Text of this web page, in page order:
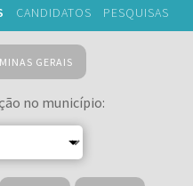
CANDIDATOS PESQUISAS
GERAIS
no município: